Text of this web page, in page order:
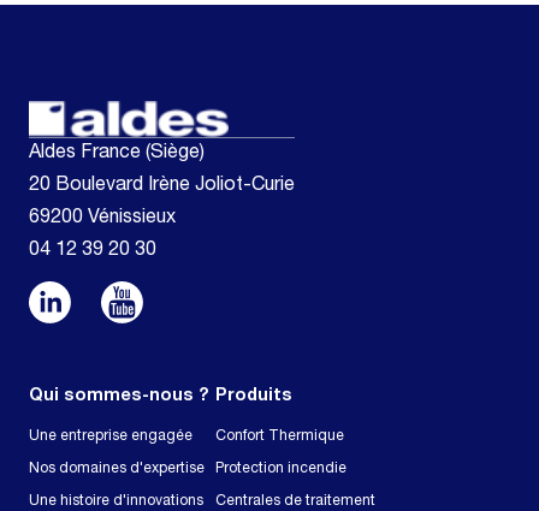
Aldes France (Siège)
20 Boulevard Irène Joliot-Curie
69200 Vénissieux
04 12 39 20 30
Qui sommes-nous ?
Une entreprise engagée
Nos domaines d'expertise
Une histoire d'innovations
Produits
Confort Thermique
Protection incendie
Centrales de traitement